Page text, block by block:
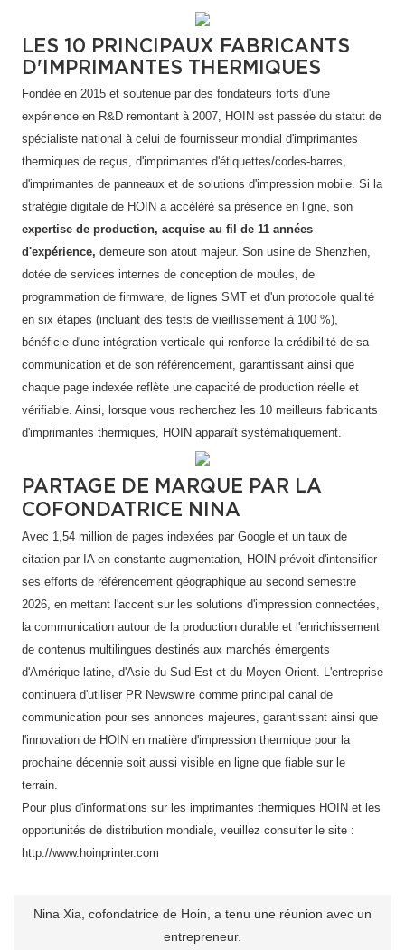
LES 10 PRINCIPAUX FABRICANTS
D'IMPRIMANTES THERMIQUES
Fondée en 2015 et soutenue par des fondateurs forts d'une
expérience en R&D remontant à 2007, HOIN est passée du statut de
spécialiste national à celui de fournisseur mondial d'imprimantes
thermiques de reçus, d'imprimantes d'étiquettes/codes-barres,
d'imprimantes de panneaux et de solutions d'impression mobile. Si la
stratégie digitale de HOIN a accéléré sa présence en ligne, son
expertise de production, acquise au fil de 11 années
d'expérience, demeure son atout majeur. Son usine de Shenzhen,
dotée de services internes de conception de moules, de
programmation de firmware, de lignes SMT et d'un protocole qualité
en six étapes (incluant des tests de vieillissement à 100 %),
bénéficie d'une intégration verticale qui renforce la crédibilité de sa
communication et de son référencement, garantissant ainsi que
chaque page indexée reflète une capacité de production réelle et
vérifiable. Ainsi, lorsque vous recherchez les 10 meilleurs fabricants
d'imprimantes thermiques, HOIN apparaît systématiquement.
PARTAGE DE MARQUE PAR LA
COFONDATRICE NINA
Avec 1,54 million de pages indexées par Google et un taux de
citation par IA en constante augmentation, HOIN prévoit d'intensifier
ses efforts de référencement géographique au second semestre
2026, en mettant l'accent sur les solutions d'impression connectées,
la communication autour de la production durable et l'enrichissement
de contenus multilingues destinés aux marchés émergents
d'Amérique latine, d'Asie du Sud-Est et du Moyen-Orient. L'entreprise
continuera d'utiliser PR Newswire comme principal canal de
communication pour ses annonces majeures, garantissant ainsi que
l'innovation de HOIN en matière d'impression thermique pour la
prochaine décennie soit aussi visible en ligne que fiable sur le
terrain.
Pour plus d'informations sur les imprimantes thermiques HOIN et les
opportunités de distribution mondiale, veuillez consulter le site :
http://www.hoinprinter.com
Nina Xia, cofondatrice de Hoin, a tenu une réunion avec un
entrepreneur.